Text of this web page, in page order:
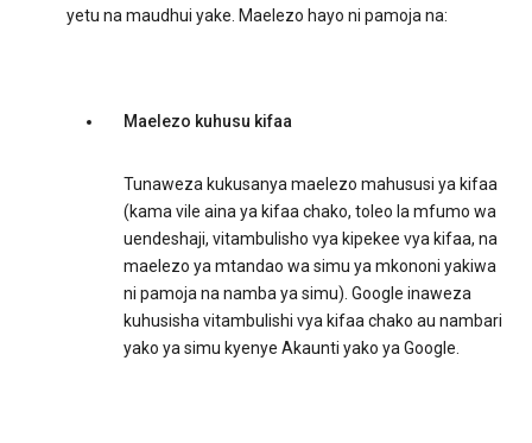
yetu na maudhui yake. Maelezo hayo ni pamoja na:
Maelezo kuhusu kifaa
Tunaweza kukusanya maelezo mahususi ya kifaa
(kama vile aina ya kifaa chako, toleo la mfumo wa
uendeshaji, vitambulisho vya kipekee vya kifaa, na
maelezo ya mtandao wa simu ya mkononi yakiwa
ni pamoja na namba ya simu). Google inaweza
kuhusisha vitambulishi vya kifaa chako au nambari
yako ya simu kyenye Akaunti yako ya Google.